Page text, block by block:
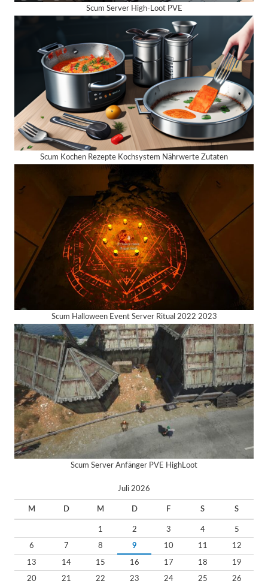
Scum Server High-Loot PVE
Scum Kochen Rezepte Kochsystem Nährwerte Zutaten
Scum Halloween Event Server Ritual 2022 2023
Scum Server Anfänger PVE HighLoot
Juli 2026
M D M D F S S
1 2 3 4 5
6 7 8 9 10 11 12
13 14 15 16 17 18 19
20 21 22 23 24 25 26